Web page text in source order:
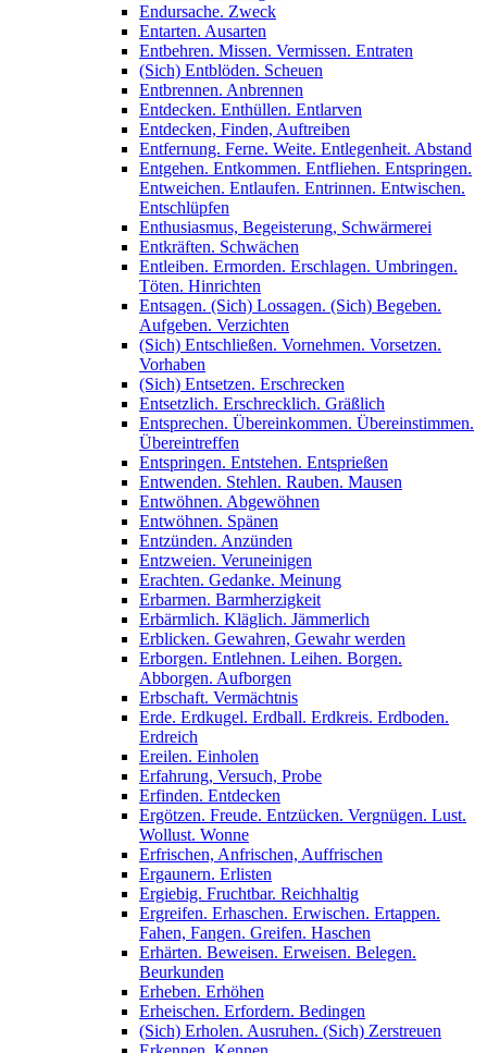
Endursache. Zweck
Entarten. Ausarten
Entbehren. Missen. Vermissen. Entraten
(Sich) Entblöden. Scheuen
Entbrennen. Anbrennen
Entdecken. Enthüllen. Entlarven
Entdecken, Finden, Auftreiben
Entfernung. Ferne. Weite. Entlegenheit. Abstand
Entgehen. Entkommen. Entfliehen. Entspringen.
Entweichen. Entlaufen. Entrinnen. Entwischen.
Entschlüpfen
Enthusiasmus, Begeisterung, Schwärmerei
Entkräften. Schwächen
Entleiben. Ermorden. Erschlagen. Umbringen.
Töten. Hinrichten
Entsagen. (Sich) Lossagen. (Sich) Begeben.
Aufgeben. Verzichten
(Sich) Entschließen. Vornehmen. Vorsetzen.
Vorhaben
(Sich) Entsetzen. Erschrecken
Entsetzlich. Erschrecklich. Gräßlich
Entsprechen. Übereinkommen. Übereinstimmen.
Übereintreffen
Entspringen. Entstehen. Entsprießen
Entwenden. Stehlen. Rauben. Mausen
Entwöhnen. Abgewöhnen
Entwöhnen. Spänen
Entzünden. Anzünden
Entzweien. Veruneinigen
Erachten. Gedanke. Meinung
Erbarmen. Barmherzigkeit
Erbärmlich. Kläglich. Jämmerlich
Erblicken. Gewahren, Gewahr werden
Erborgen. Entlehnen. Leihen. Borgen.
Abborgen. Aufborgen
Erbschaft. Vermächtnis
Erde. Erdkugel. Erdball. Erdkreis. Erdboden.
Erdreich
Ereilen. Einholen
Erfahrung, Versuch, Probe
Erfinden. Entdecken
Ergötzen. Freude. Entzücken. Vergnügen. Lust.
Wollust. Wonne
Erfrischen, Anfrischen, Auffrischen
Ergaunern. Erlisten
Ergiebig. Fruchtbar. Reichhaltig
Ergreifen. Erhaschen. Erwischen. Ertappen.
Fahen, Fangen. Greifen. Haschen
Erhärten. Beweisen. Erweisen. Belegen.
Beurkunden
Erheben. Erhöhen
Erheischen. Erfordern. Bedingen
(Sich) Erholen. Ausruhen. (Sich) Zerstreuen